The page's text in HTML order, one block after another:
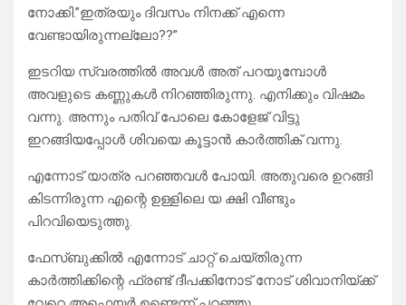
നോക്കി.”ഇത്രയും ദിവസം നിനക്ക് എന്നെ
വേണ്ടായിരുന്നല്ലോ??”
ഇടറിയ സ്വരത്തിൽ അവൾ അത് പറയുമ്പോൾ
അവളുടെ കണ്ണുകൾ നിറഞ്ഞിരുന്നു. എനിക്കും വിഷമം
വന്നു. അന്നും പതിവ് പോലെ കോളേജ് വിട്ടു
ഇറങ്ങിയപ്പോൾ ശിവയെ കൂട്ടാൻ കാർത്തിക് വന്നു.
എന്നോട് യാത്ര പറഞ്ഞവൾ പോയി. അതുവരെ ഉറങ്ങി
കിടന്നിരുന്ന എന്റെ ഉള്ളിലെ യ ക്ഷി വീണ്ടും
പിറവിയെടുത്തു.
ഫേസ്ബുക്കിൽ എന്നോട് ചാറ്റ് ചെയ്തിരുന്ന
കാർത്തിക്കിന്റെ ഫ്രണ്ട് ദീപക്കിനോട് നോട് ശിവാനിയ്ക്ക്